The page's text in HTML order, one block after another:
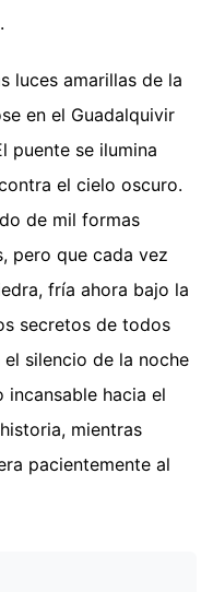
luces amarillas de la
en el Guadalquivir
puente se ilumina
el cielo oscuro.
de mil formas
pero que cada vez
fría ahora bajo la
secretos de todos
silencio de la noche
hacia el
mientras
pacientemente al